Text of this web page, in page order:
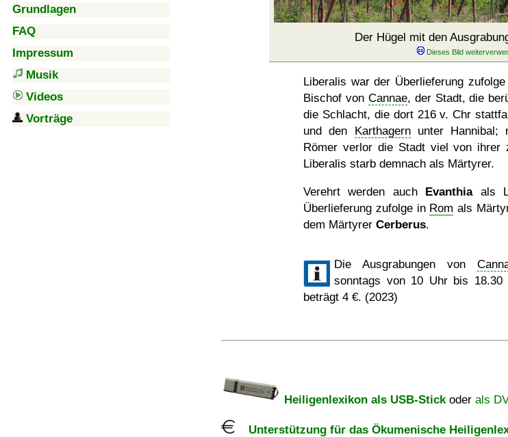
Grundlagen
FAQ
Impressum
Musik
Videos
Vorträge
Der Hügel mit den
Liberalis war der Überlieferung
Bischof von Cannae, der Stadt, die
die Schlacht, die dort 216 v. Chr
und den Karthagernunter Hannibal;
Römer verlor die Stadt viel von ihrer
Liberalis starb demnach als Märtyrer.
Verehrt werden auch Evanthiaals
Überlieferung zufolge in Rom als
dem Märtyrer Cerberus.
Die Ausgrabungen von
sonntags von 10 Uhr bis
beträgt 4 €. (2023)
Heiligenlexikon als USB-Stickoder als
Unterstützung für das Ökumenische